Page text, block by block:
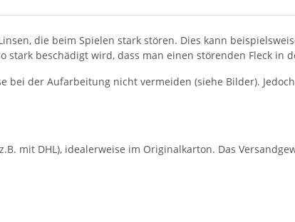
die beim Spielen stark stören. Dies kann
beschädigt wird, dass man einen störenden Fleck in
der Aufarbeitung nicht vermeiden (siehe Bilder).
mit DHL), idealerweise im Originalkarton. Das